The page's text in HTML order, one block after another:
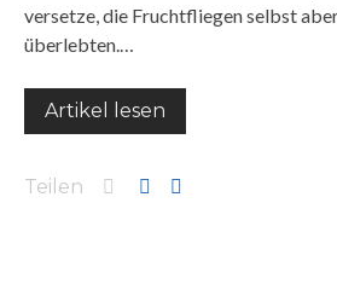
versetze, die Fruchtfliegen selbst
überlebten.…
Artikel lesen
Teilen